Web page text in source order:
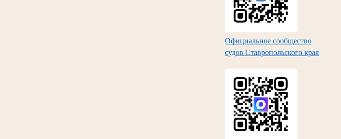
Официальное сообщество
судов Ставропольского края